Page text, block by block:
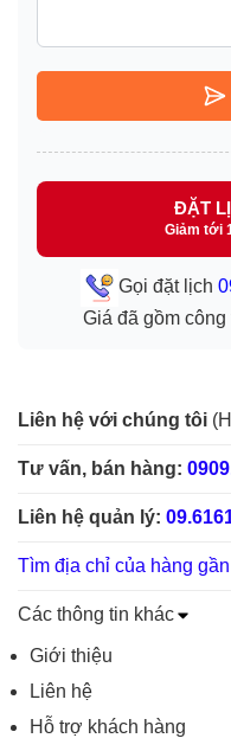
ĐẶT
Giảm tới
Gọi đặt lịch
Giá đã gồm
Liên hệ với chúng tôi
Tư vấn, bán hàng:
Liên hệ quản lý:
Tìm địa chỉ của hàng
Các thông tin khác
Giới thiệu
Liên hệ
Hỗ trợ khách hàng